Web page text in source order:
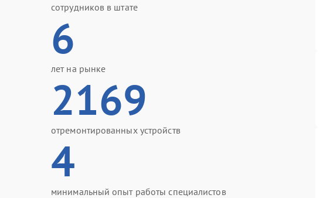
сотрудников в штате
6
лет на рынке
2169
отремонтированных устройств
4
минимальный опыт работы специалистов